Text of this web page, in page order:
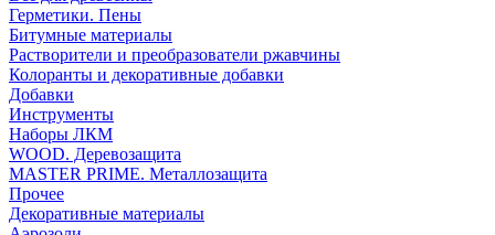
Герметики. Пены
Битумные материалы
Растворители и преобразователи ржавчины
Колоранты и декоративные добавки
Добавки
Инструменты
Наборы ЛКМ
WOOD. Деревозащита
MASTER PRIME. Металлозащита
Прочее
Декоративные материалы